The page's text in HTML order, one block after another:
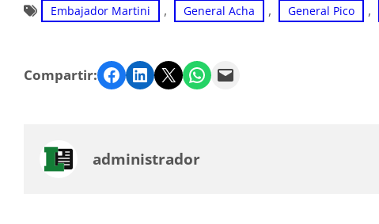
Embajador Martini , General Acha , General Pico ,
Compartir: Facebook LinkedIn Twitter WhatsApp Email
administrador